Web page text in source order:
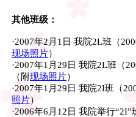
其他班级：
·2007年2月1日 我院2L班（
现场照片）
·2007年1月29日 我院2L班（
（附现场照片）
·2007年1月29日 我院2I班（
照片）
·2006年6月12日 我院举行